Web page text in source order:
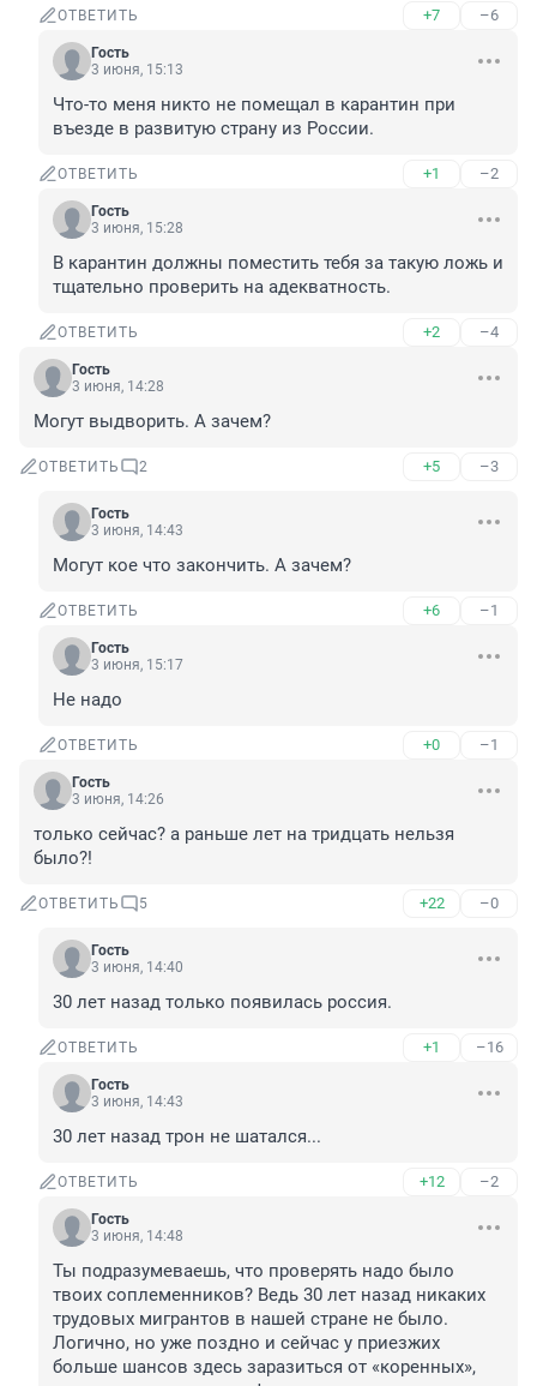
ОТВЕТИТЬ +7 –6
Гость
3 июня, 15:13
Что-то меня никто не помещал в карантин при
въезде в развитую страну из России.
ОТВЕТИТЬ +1 –2
Гость
3 июня, 15:28
В карантин должны поместить тебя за такую ложь и
тщательно проверить на адекватность.
ОТВЕТИТЬ +2 –4
Гость
3 июня, 14:28
Могут выдворить. А зачем?
ОТВЕТИТЬ 2 +5 –3
Гость
3 июня, 14:43
Могут кое что закончить. А зачем?
ОТВЕТИТЬ +6 –1
Гость
3 июня, 15:17
Не надо
ОТВЕТИТЬ +0 –1
Гость
3 июня, 14:26
только сейчас? а раньше лет на тридцать нельзя
было?!
ОТВЕТИТЬ 5 +22 –0
Гость
3 июня, 14:40
30 лет назад только появилась россия.
ОТВЕТИТЬ +1 –16
Гость
3 июня, 14:43
30 лет назад трон не шатался...
ОТВЕТИТЬ +12 –2
Гость
3 июня, 14:48
Ты подразумеваешь, что проверять надо было
твоих соплеменников? Ведь 30 лет назад никаких
трудовых мигрантов в нашей стране не было.
Логично, но уже поздно и сейчас у приезжих
больше шансов здесь заразиться от «коренных»,